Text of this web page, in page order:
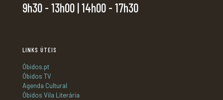
9h30 - 13h00 | 14h00 - 17h30
LINKS ÚTEIS
Óbidos.pt
Óbidos TV
Agenda Cultural
Óbidos Vila Literária